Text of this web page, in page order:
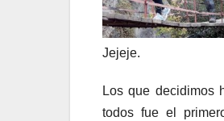
Jejeje.
Los que decidimos
todos fue el